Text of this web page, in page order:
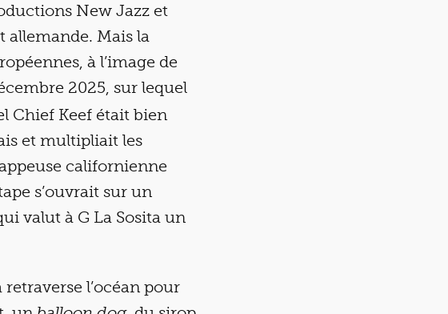
New Jazz et
allemande. Mais la
à l’image de
2025, sur lequel
Chief Keef était bien
et multipliait les
californienne
s’ouvrait sur un
valut à G La Sosita un
l’océan pour